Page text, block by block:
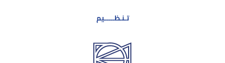
تـنـظـــــيم